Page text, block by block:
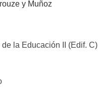
y Muñoz
la Educación II (Edif. C)